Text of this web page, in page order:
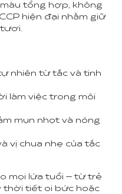
tổng hợp, không
hiện đại nhằm giữ
nhiên từ tắc và tinh
làm việc trong môi
mụn nhọt và nóng
vị chua nhẹ của tắc
mọi lứa tuổi – từ trẻ
thời tiết oi bức hoặc